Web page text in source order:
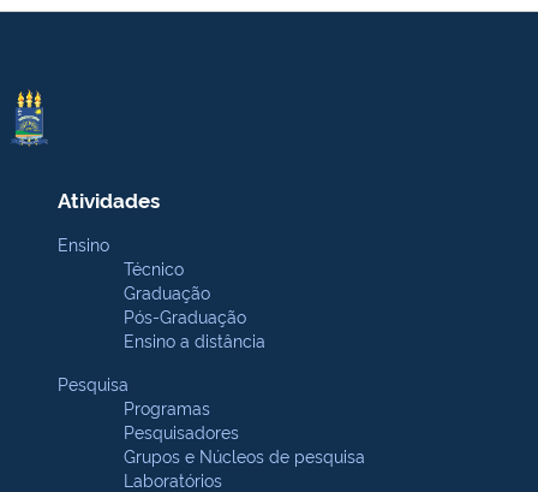
Atividades
Ensino
Técnico
Graduação
Pós-Graduação
Ensino a distância
Pesquisa
Programas
Pesquisadores
Grupos e Núcleos de pesquisa
Laboratórios